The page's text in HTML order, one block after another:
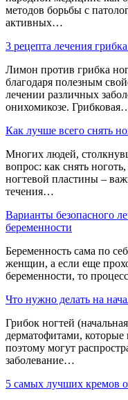
методов борьбы с
активных…
3 рецепта лечения
Лимон против грибка
благодаря полезным
лечении различных
онихомикозе.
Как лучше всего снять
Многих людей,
вопрос: как снять
ногтевой пластины –
течения…
Варианты безопасного
беременности
Беременность сама по
женщин, а если еще
беременности, то
Что нужно делать на
Грибок ногтей
дерматофитами,
поэтому могут
заболевание…
5 самых лучших кремов